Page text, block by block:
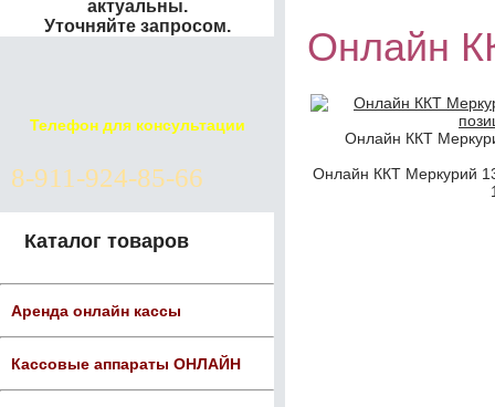
актуальны.
Уточняйте запросом.
Телефон для консультации
8-911-924-85-66
Каталог товаров
Аренда онлайн кассы
Кассовые аппараты ОНЛАЙН
Онлайн
Онлайн ККТ
Онлайн ККТ Меркурий